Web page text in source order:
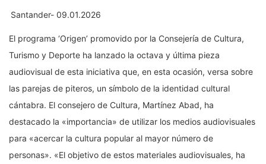
Santander- 09.01.2026
El programa ‘Origen’ promovido por la Consejería de Cultura,
Turismo y Deporte ha lanzado la octava y última pieza
audiovisual de esta iniciativa que, en esta ocasión, versa sobre
las parejas de piteros, un símbolo de la identidad cultural
cántabra. El consejero de Cultura, Martínez Abad, ha
destacado la «importancia» de utilizar los medios audiovisuales
para «acercar la cultura popular al mayor número de
personas». «El objetivo de estos materiales audiovisuales, ha